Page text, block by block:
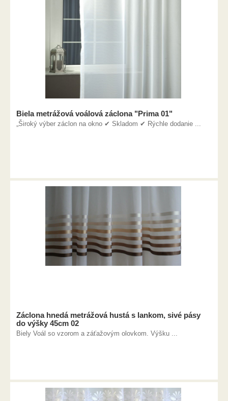
Biela metrážová voálová záclona "Prima 01"
„Široký výber záclon na okno ✔ Skladom ✔ Rýchle dodanie ...
Záclona hnedá metrážová hustá s lankom, sivé pásy
do výšky 45cm 02
Biely Voál so vzorom a záťažovým olovkom. Výšku ...